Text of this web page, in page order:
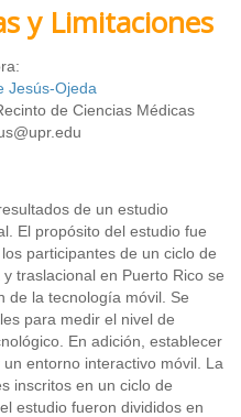
y Limitaciones
Jesús-Ojeda
de Ciencias Médicas
de un estudio
El propósito del estudio fue
participantes de un ciclo de
traslacional en Puerto Rico se
de la tecnología móvil. Se
para medir el nivel de
En adición, establecer
entorno interactivo móvil. La
inscritos en un ciclo de
estudio fueron divididos en